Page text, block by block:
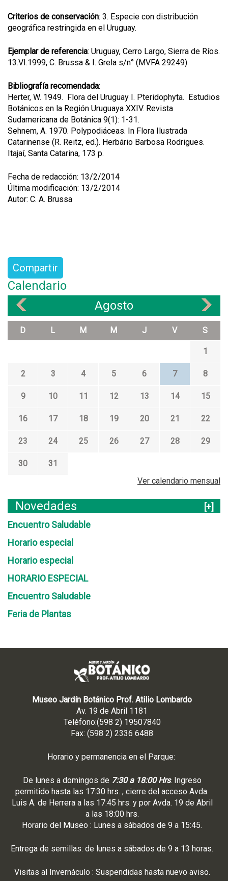
Criterios de conservación: 3. Especie con distribución
geográfica restringida en el Uruguay.
Ejemplar de referencia: Uruguay, Cerro Largo, Sierra de Ríos.
13.VI.1999, C. Brussa & I. Grela s/n° (MVFA 29249)
Bibliografía recomendada:
Herter, W. 1949. Flora del Uruguay I. Pteridophyta. Estudios
Botánicos en la Región Uruguaya XXIV. Revista
Sudamericana de Botánica 9(1): 1-31.
Sehnem, A. 1970. Polypodiáceas. In Flora Ilustrada
Catarinense (R. Reitz, ed.). Herbário Barbosa Rodrigues.
Itajaí, Santa Catarina, 173 p.
Fecha de redacción: 13/2/2014
Última modificación: 13/2/2014
Autor: C. A. Brussa
Compartir
Calendario
Agosto
D L M M J V S
1
2 3 4 5 6 7 8
9 10 11 12 13 14 15
16 17 18 19 20 21 22
23 24 25 26 27 28 29
30
31
Ver calendario mensual
Novedades
[+]
Encuentro Saludable
Horario especial
Horario especial
HORARIO ESPECIAL
Encuentro Saludable
Feria de Plantas
Museo Jardín Botánico Prof. Atilio Lombardo
Av. 19 de Abril 1181
Teléfono:(598 2) 19507840
Fax: (598 2) 2336 6488
Horario y permanencia en el Parque:
De lunes a domingos de 7:30 a 18:00 Hrs. Ingreso
permitido hasta las 17:30 hrs. , cierre del acceso Avda.
Luis A. de Herrera a las 17:45 hrs. y por Avda. 19 de Abril
a las 18:00 hrs.
Horario del Museo : Lunes a sábados de 9 a 15:45.
Entrega de semillas: de lunes a sábados de 9 a 13 horas.
Visitas al Invernáculo : Suspendidas hasta nuevo aviso.